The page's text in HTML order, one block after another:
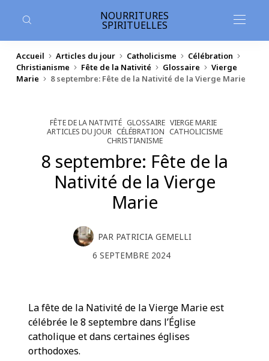
principal
NOURRITURES
SPIRITUELLES
Accueil Articles du jour Catholicisme
Célébration
Christianisme
Fête de la Nativité Glossaire
Vierge
Marie
8 septembre: Fête de la Nativité de la Vierge Marie
FÊTE DE LA NATIVITÉ GLOSSAIRE VIERGE MARIE
ARTICLES DU JOUR CÉLÉBRATION CATHOLICISME
CHRISTIANISME
8 septembre: Fête de la
Nativité de la Vierge
Marie
PAR PATRICIA GEMELLI
6 SEPTEMBRE 2024
La fête de la Nativité de la Vierge Marie est
célébrée le 8 septembre dans l’Église
catholique et dans certaines églises
orthodoxes.